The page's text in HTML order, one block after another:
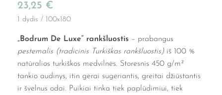
23,25 €
1 dydis / 100x180
„Bodrum De Luxe“ rankšluostis – prabangus
pestemalis (tradicinis Turkiškas rankšluostis)iš 100 %
natūralios turkiškos medvilnės. Storesnis 450 g/m²
tankio audinys, itin gerai sugeriantis, greitai džiūstantis
ir švelnus odai. Puikiai tinka tiek paplūdimiui, tiek